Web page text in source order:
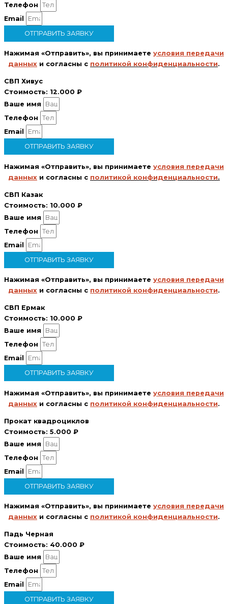
Телефон
Email
ОТПРАВИТЬ ЗАЯВКУ
Нажимая «Отправить», вы принимаете условия передачи
данных и согласны с политикой конфиденциальности.
СВП Хивус
Стоимость: 12.000 ₽
Ваше имя
Телефон
Email
ОТПРАВИТЬ ЗАЯВКУ
Нажимая «Отправить», вы принимаете условия передачи
данных и согласны с политикой конфиденциальности.
СВП Казак
Стоимость: 10.000 ₽
Ваше имя
Телефон
Email
ОТПРАВИТЬ ЗАЯВКУ
Нажимая «Отправить», вы принимаете условия передачи
данных и согласны с политикой конфиденциальности.
СВП Ермак
Стоимость: 10.000 ₽
Ваше имя
Телефон
Email
ОТПРАВИТЬ ЗАЯВКУ
Нажимая «Отправить», вы принимаете условия передачи
данных и согласны с политикой конфиденциальности.
Прокат квадроциклов
Стоимость: 5.000 ₽
Ваше имя
Телефон
Email
ОТПРАВИТЬ ЗАЯВКУ
Нажимая «Отправить», вы принимаете условия передачи
данных и согласны с политикой конфиденциальности.
Падь Черная
Стоимость: 40.000 ₽
Ваше имя
Телефон
Email
ОТПРАВИТЬ ЗАЯВКУ